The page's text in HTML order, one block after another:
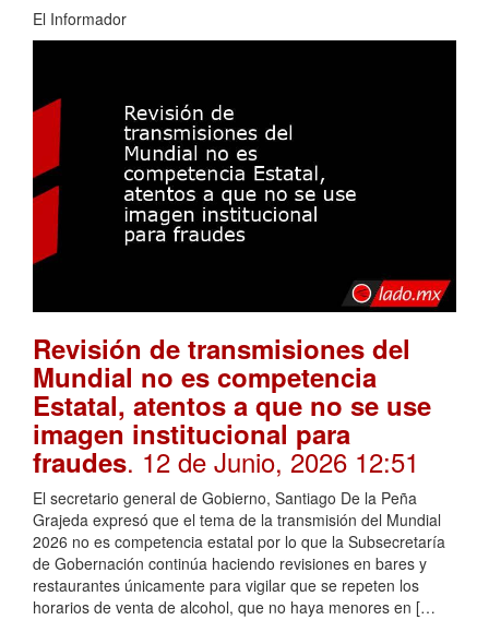
El Informador
Revisión de transmisiones del
Mundial no es competencia
Estatal, atentos a que no se use
imagen institucional para
fraudes. 12 de Junio, 2026 12:51
El secretario general de Gobierno, Santiago De la Peña
Grajeda expresó que el tema de la transmisión del Mundial
2026 no es competencia estatal por lo que la Subsecretaría
de Gobernación continúa haciendo revisiones en bares y
restaurantes únicamente para vigilar que se repeten los
horarios de venta de alcohol, que no haya menores en […